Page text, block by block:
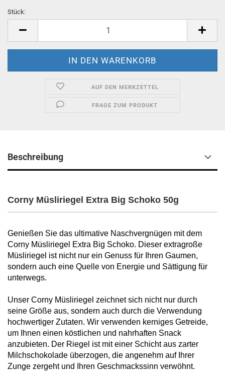
Stück:
AUF DEN MERKZETTEL
FRAGE ZUM PRODUKT
Beschreibung
Corny Müsliriegel Extra Big Schoko 50g
Genießen Sie das ultimative Naschvergnügen mit dem
Corny Müsliriegel Extra Big Schoko. Dieser extragroße
Müsliriegel ist nicht nur ein Genuss für Ihren Gaumen,
sondern auch eine Quelle von Energie und Sättigung für
unterwegs.
Unser Corny Müsliriegel zeichnet sich nicht nur durch
seine Größe aus, sondern auch durch die Verwendung
hochwertiger Zutaten. Wir verwenden kerniges Getreide,
um Ihnen einen köstlichen und nahrhaften Snack
anzubieten. Der Riegel ist mit einer Schicht aus zarter
Milchschokolade überzogen, die angenehm auf Ihrer
Zunge zergeht und Ihren Geschmackssinn verwöhnt.